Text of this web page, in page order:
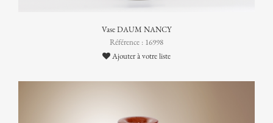
Vase DAUM NANCY
Référence : 16998
Ajouter à votre liste